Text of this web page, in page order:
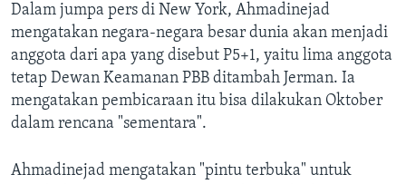
Dalam jumpa pers di New York, Ahmadinejad
mengatakan negara-negara besar dunia akan menjadi
anggota dari apa yang disebut P5+1, yaitu lima anggota
tetap Dewan Keamanan PBB ditambah Jerman. Ia
mengatakan pembicaraan itu bisa dilakukan Oktober
dalam rencana "sementara".
Ahmadinejad mengatakan "pintu terbuka" untuk